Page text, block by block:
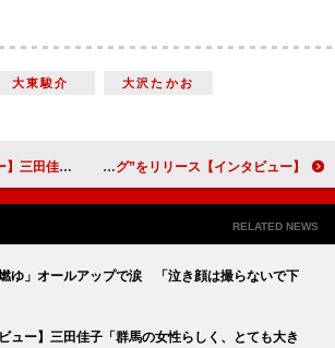
大東駿介
大沢たかお
楫取素彦や美和が出会う上州女の阿久沢せい役 【インタビュー】清水翔太「ファッションアイコンみたいな見られ方は恥ずかしい」 “究極のラブソング”をリリース
RELATED NEWS
ゆ」オールアップで涙 「泣き顔は撮らないで下
ュー】三田佳子「群馬の女性らしく、とても大き